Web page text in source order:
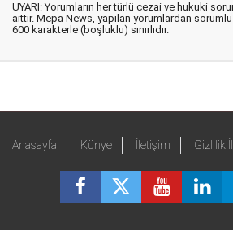
UYARI: Yorumların her türlü cezai ve hukuki
aittir. Mepa News, yapılan yorumlardan
600 karakterle (boşluklu) sınırlıdır.
Anasayfa Künye İletişim Gizlilik